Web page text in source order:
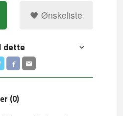
Ønskeliste
dette
(0)